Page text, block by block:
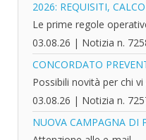
2026: REQUISITI,
Le prime regole
03.08.26 | Notizia n.
CONCORDATO
Possibili novità per chi vi
03.08.26 | Notizia n.
NUOVA CAMPAGNA DI